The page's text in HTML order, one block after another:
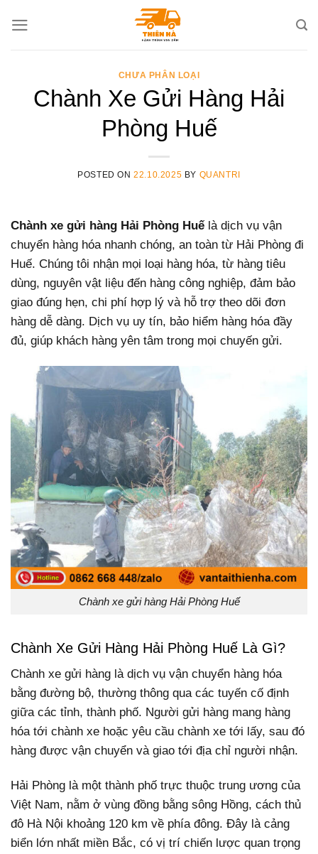
CHƯA PHÂN LOẠI
Chành Xe Gửi Hàng Hải
Phòng Huế
POSTED ON22.10.2025 BY QUANTRI
Chành xe gửi hàng Hải Phòng Huếlà dịch vụ vận
chuyển hàng hóa nhanh chóng, an toàn từ Hải Phòng đi
Huế. Chúng tôi nhận mọi loại hàng hóa, từ hàng tiêu
dùng, nguyên vật liệu đến hàng công nghiệp, đảm bảo
giao đúng hẹn, chi phí hợp lý và hỗ trợ theo dõi đơn
hàng dễ dàng. Dịch vụ uy tín, bảo hiểm hàng hóa đầy
đủ, giúp khách hàng yên tâm trong mọi chuyến gửi.
Chành xe gửi hàng Hải Phòng Huế
Chành Xe Gửi Hàng Hải Phòng Huế Là Gì?
Chành xe gửi hàng là dịch vụ vận chuyển hàng hóa
bằng đường bộ, thường thông qua các tuyến cố định
giữa các tỉnh, thành phố. Người gửi hàng mang hàng
hóa tới chành xe hoặc yêu cầu chành xe tới lấy, sau đó
hàng được vận chuyển và giao tới địa chỉ người nhận.
Hải Phòng là một thành phố trực thuộc trung ương của
Việt Nam, nằm ở vùng đồng bằng sông Hồng, cách thủ
đô Hà Nội khoảng 120 km về phía đông. Đây là cảng
biển lớn nhất miền Bắc, có vị trí chiến lược quan trọng